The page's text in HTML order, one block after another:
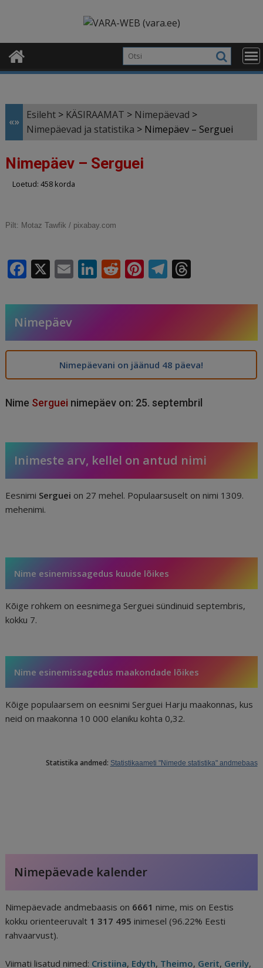
«»
Esileht > KÄSIRAAMAT > Nimepäevad >
Nimepäevad ja statistika > Nimepäev – Serguei
Nimepäev – Serguei
Loetud: 458 korda
Pilt: Motaz Tawfik / pixabay.com
F
c
e
b
o
k
X E
ai
Li
k
dI
n
R
d
t
Pi
te
e
st
T
e
ra
m
r
a
d
s
Nimepäev
Nimepäevani on jäänud 48 päeva!
Nime Serguei nimepäev on: 25. septembril
Inimeste arv, kellel on antud nimi
Eesnimi Serguei on 27 mehel. Populaarsuselt on nimi 1309.
mehenimi.
Nime esinemissagedus kuude lõikes
Kõige rohkem on eesnimega Serguei sündinuid septembris,
kokku 7.
Nime esinemissagedus maakondade lõikes
Kõige populaarsem on eesnimi Serguei Harju maakonnas, kus
neid on maakonna 10 000 elaniku kohta 0,32.
Statistika andmed: Statistikaameti "Nimede statistika" andmebaas
Nimepäevade kalender
Nimepäevade andmebaasis on 6661 nime, mis on Eestis
kokku orienteeruvalt 1 317 495 inimesel (96.22% Eesti
rahvaarvust).
Viimati lisatud nimed: Cristiina, Edyth, Theimo, Gerit, Gerily,